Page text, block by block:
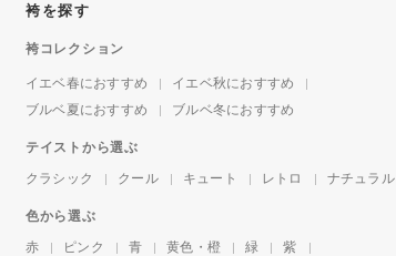
袴を探す
袴コレクション
イエベ春におすすめ
イエベ秋におすすめ
ブルベ夏におすすめ
ブルベ冬におすすめ
テイストから選ぶ
クラシック
クール キュート レトロ ナチュラル
色から選ぶ
赤
ピンク 青 黄色・橙 緑
紫